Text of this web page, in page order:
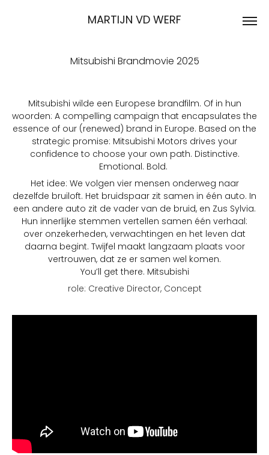
MARTIJN VD WERF
Mitsubishi Brandmovie 2025
Mitsubishi wilde een Europese brandfilm. Of in hun
woorden: A compelling campaign that encapsulates the
essence of our (renewed) brand in Europe. Based on the
strategic promise: Mitsubishi Motors drives your
confidence to choose your own path. Distinctive.
Emotional. Bold.
Het idee: We volgen vier mensen onderweg naar
dezelfde bruiloft. Het bruidspaar zit samen in één auto. In
een andere auto zit de vader van de bruid, en Zus Sylvia.
Hun innerlijke stemmen vertellen samen één verhaal:
over onzekerheden, verwachtingen en het leven dat
daarna begint. Twijfel maakt langzaam plaats voor
vertrouwen, dat ze er samen wel komen.
You’ll get there. Mitsubishi
role: Creative Director, Concept